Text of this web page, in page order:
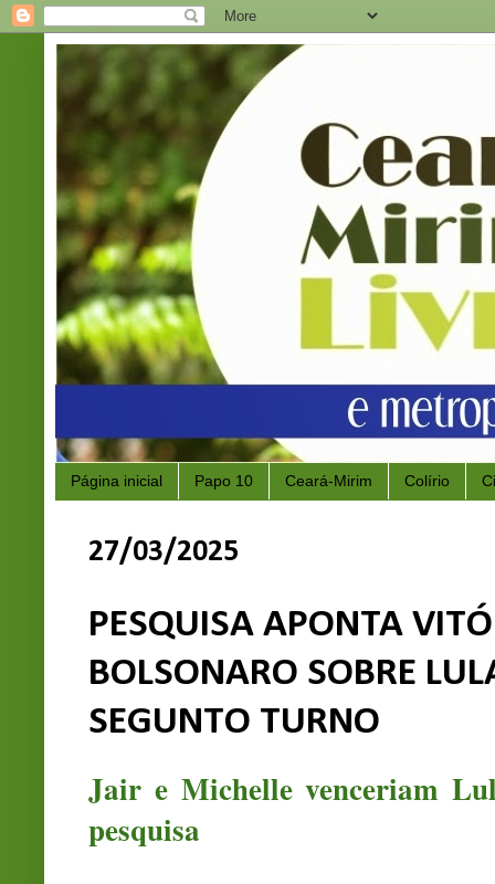
Página inicial Papo 10 Ceará-Mirim Colírio
27/03/2025
PESQUISA APONTA
BOLSONARO SOBRE
SEGUNTO TURNO
Jair e Michelle venceriam
pesquisa